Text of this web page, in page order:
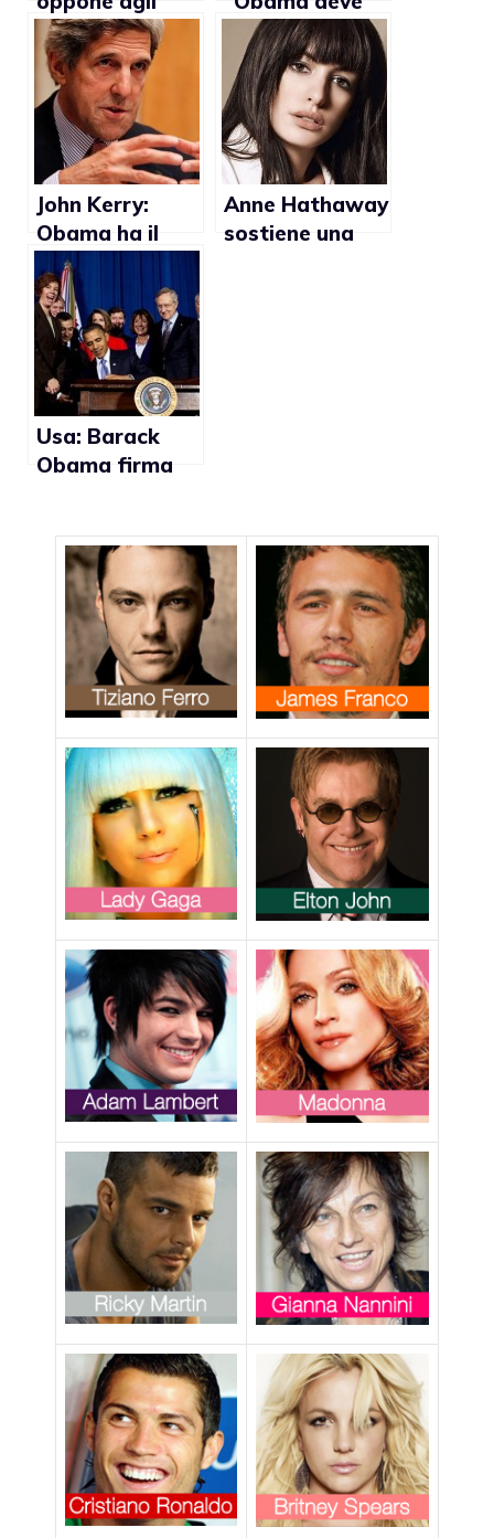
sforzi per
negare i diritti
alle coppie gay
fare un passo
indietro sul
matrimonio
gay”
John Kerry:
Obama ha il
diritto di
evolversi sui
matrimoni gay
Anne Hathaway
sostiene una
Usa: Barack
Obama firma
riflette sulle
nozze gay